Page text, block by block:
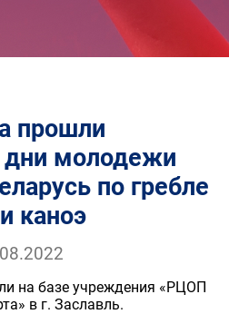
прошли
молодежи
по гребле
каноэ
на базе учреждения «РЦОП
в г. Заславль.